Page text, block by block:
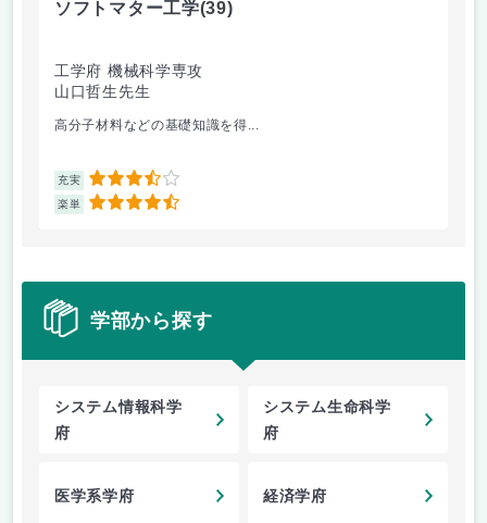
ソフトマター工学(39)
工学府 機械科学専攻
山口哲生先生
高分子材料などの基礎知識を得...
充実 3.5
楽単 4.5
学部から探す
システム情報科学
府
システム生命科学
府
医学系学府 経済学府